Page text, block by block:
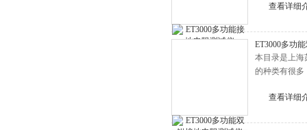
查看详细
ET3000多功
本目录是上海
的种类有很多
查看详细